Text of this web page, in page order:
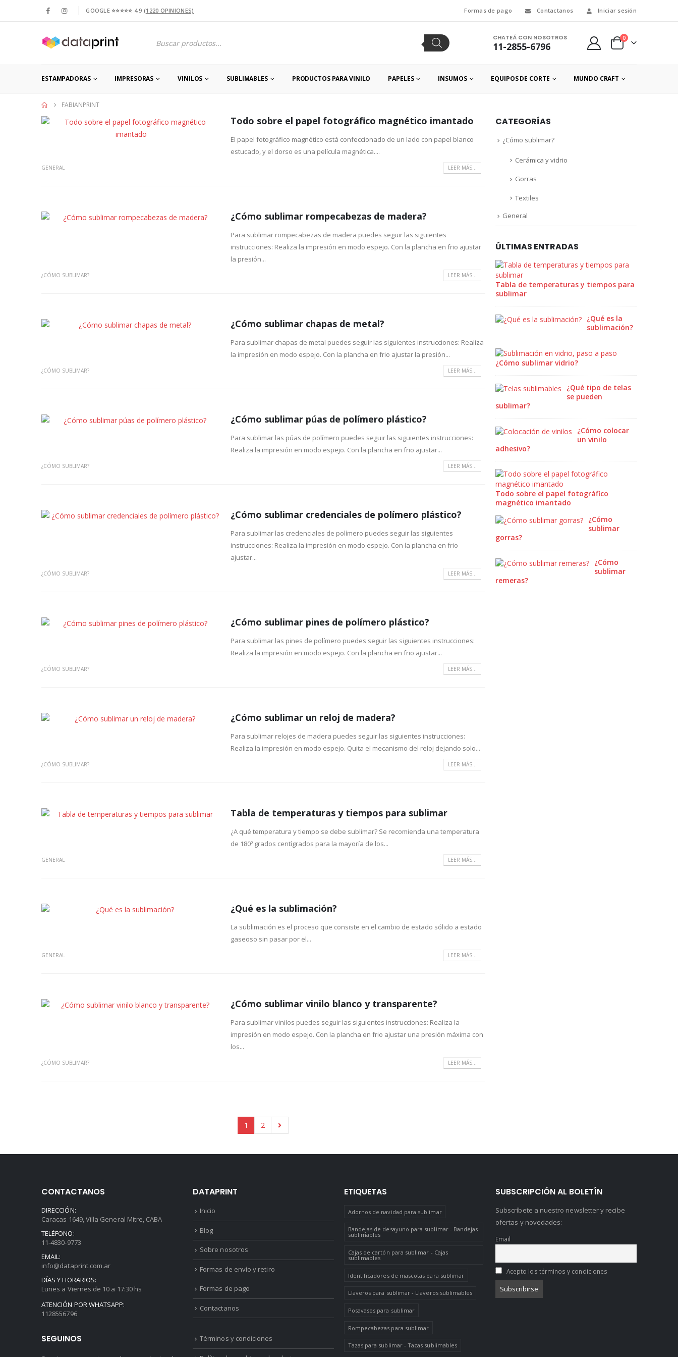
GOOGLE ⭐⭐⭐⭐⭐ 4.9 (1220 OPINIONES) Formas de pago Contactanos Iniciar sesión
search
CHATEÁ CON NOSOTROS
11-2855-6796
0
ESTAMPADORAS IMPRESORAS VINILOS SUBLIMABLES PRODUCTOS PARA VINILO PAPELES INSUMOS EQUIPOS DE CORTE MUNDO CRAFT
FABIANPRINT
Todo sobre el papel fotográfico magnético imantado
El papel fotográfico magnético está confeccionado de un lado con papel blanco
estucado, y el dorso es una película magnética....
GENERAL LEER MÁS...
¿Cómo sublimar rompecabezas de madera?
Para sublimar rompecabezas de madera puedes seguir las siguientes
instrucciones: Realiza la impresión en modo espejo. Con la plancha en frio ajustar
la presión...
¿CÓMO SUBLIMAR? LEER MÁS...
¿Cómo sublimar chapas de metal?
Para sublimar chapas de metal puedes seguir las siguientes instrucciones: Realiza
la impresión en modo espejo. Con la plancha en frio ajustar la presión...
¿CÓMO SUBLIMAR? LEER MÁS...
¿Cómo sublimar púas de polímero plástico?
Para sublimar las púas de polímero puedes seguir las siguientes instrucciones:
Realiza la impresión en modo espejo. Con la plancha en frio ajustar...
¿CÓMO SUBLIMAR? LEER MÁS...
¿Cómo sublimar credenciales de polímero plástico?
Para sublimar las credenciales de polímero puedes seguir las siguientes
instrucciones: Realiza la impresión en modo espejo. Con la plancha en frio
ajustar...
¿CÓMO SUBLIMAR? LEER MÁS...
¿Cómo sublimar pines de polímero plástico?
Para sublimar las pines de polímero puedes seguir las siguientes instrucciones:
Realiza la impresión en modo espejo. Con la plancha en frio ajustar...
¿CÓMO SUBLIMAR? LEER MÁS...
¿Cómo sublimar un reloj de madera?
Para sublimar relojes de madera puedes seguir las siguientes instrucciones:
Realiza la impresión en modo espejo. Quita el mecanismo del reloj dejando solo...
¿CÓMO SUBLIMAR? LEER MÁS...
Tabla de temperaturas y tiempos para sublimar
¿A qué temperatura y tiempo se debe sublimar? Se recomienda una temperatura
de 180º grados centígrados para la mayoría de los...
GENERAL LEER MÁS...
¿Qué es la sublimación?
La sublimación es el proceso que consiste en el cambio de estado sólido a estado
gaseoso sin pasar por el...
GENERAL LEER MÁS...
¿Cómo sublimar vinilo blanco y transparente?
Para sublimar vinilos puedes seguir las siguientes instrucciones: Realiza la
impresión en modo espejo. Con la plancha en frio ajustar una presión máxima con
los...
¿CÓMO SUBLIMAR? LEER MÁS...
1 2
CATEGORÍAS
¿Cómo sublimar?
Cerámica y vidrio
Gorras
Textiles
General
ÚLTIMAS ENTRADAS
Tabla de temperaturas y tiempos para
sublimar
¿Qué es la
sublimación?
¿Cómo sublimar vidrio?
¿Qué tipo de telas
se pueden
sublimar?
¿Cómo colocar
un vinilo
adhesivo?
Todo sobre el papel fotográfico
magnético imantado
¿Cómo
sublimar
gorras?
¿Cómo
sublimar
remeras?
CONTACTANOS
DIRECCIÓN:
Caracas 1649, Villa General Mitre, CABA
TELÉFONO:
11-4830-9773
EMAIL:
info@dataprint.com.ar
DÍAS Y HORARIOS:
Lunes a Viernes de 10 a 17:30 hs
ATENCIÓN POR WHATSAPP:
1128556796
SEGUINOS
DATAPRINT
Inicio
Blog
Sobre nosotros
Formas de envío y retiro
Formas de pago
Contactanos
Términos y condiciones
ETIQUETAS
Adornos de navidad para sublimar
Bandejas de desayuno para sublimar - Bandejas
sublimables
Cajas de cartón para sublimar - Cajas
sublimables
Identificadores de mascotas para sublimar
Llaveros para sublimar - Llaveros sublimables
Posavasos para sublimar
Rompecabezas para sublimar
Tazas para sublimar - Tazas sublimables
SUBSCRIPCIÓN AL BOLETÍN
Subscríbete a nuestro newsletter y recibe
ofertas y novedades:
Email
Acepto los términos y condiciones